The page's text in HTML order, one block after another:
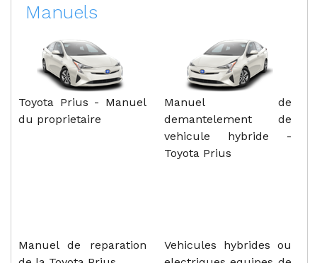
Manuels
Toyota Prius - Manuel
du proprietaire
Manuel de
demantelement de
vehicule hybride -
Toyota Prius
Manuel de reparation
Vehicules hybrides ou